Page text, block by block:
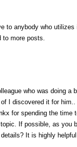
to anybody who
more posts.
who was doing a
I discovered it for
for spending the time
If possible, as you
It is highly